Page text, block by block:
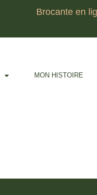
Brocante en
MON HISTOIRE